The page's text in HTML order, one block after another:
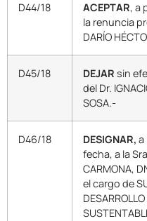
D44/18 ACEPTAR, a
la renuncia
DARÍO
D45/18 DEJAR sin
del Dr.
SOSA.-
D46/18 DESIGNAR, a
fecha, a la
CARMONA,
el cargo de